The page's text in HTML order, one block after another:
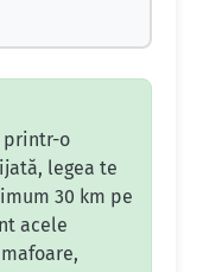
o
legea te
30 km pe
acele